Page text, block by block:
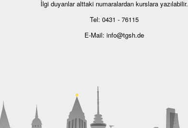
İlgi duyanlar alttaki numaralardan kurslara yazılabilir.
Tel: 0431 - 76115
E-Mail: info@tgsh.de